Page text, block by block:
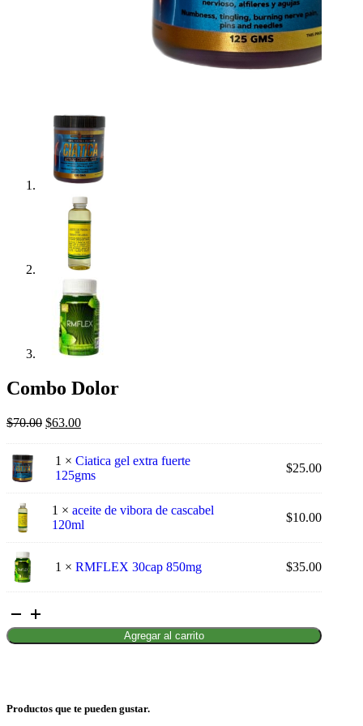
Combo Dolor
$70.00 El
era:
$70.00.
$63.00El
es:
$63.00.
1 × Ciatica gel extra fuerte
125gms
$25.00
1 × aceite de vibora de cascabel
120ml
$10.00
1 × RMFLEX 30cap 850mg $35.00
Combo
Dolor
cantidad
Agregar al carrito
Productos que te pueden gustar.